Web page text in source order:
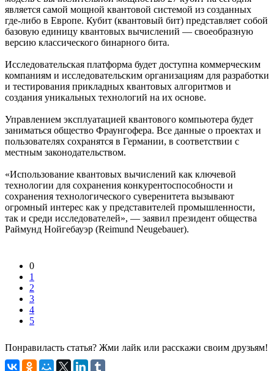
является самой мощной квантовой системой из созданных
где-либо в Европе. Кубит (квантовый бит) представляет собой
базовую единицу квантовых вычислений — своеобразную
версию классического бинарного бита.
Исследовательская платформа будет доступна коммерческим
компаниям и исследовательским организациям для разработки
и тестирования прикладных квантовых алгоритмов и
создания уникальных технологий на их основе.
Управлением эксплуатацией квантового компьютера будет
заниматься общество Фраунгофера. Все данные о проектах и
пользователях сохранятся в Германии, в соответствии с
местным законодательством.
«Использование квантовых вычислений как ключевой
технологии для сохранения конкурентоспособности и
сохранения технологического суверенитета вызывают
огромный интерес как у представителей промышленности,
так и среди исследователей», — заявил президент общества
Раймунд Нойгебауэр (Reimund Neugebauer).
0
1
2
3
4
5
Понравиласть статья? Жми лайк или расскажи своим друзьям!